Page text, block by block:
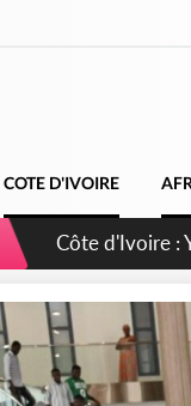
COTE D'IVOIRE
Côte d'Ivoire :